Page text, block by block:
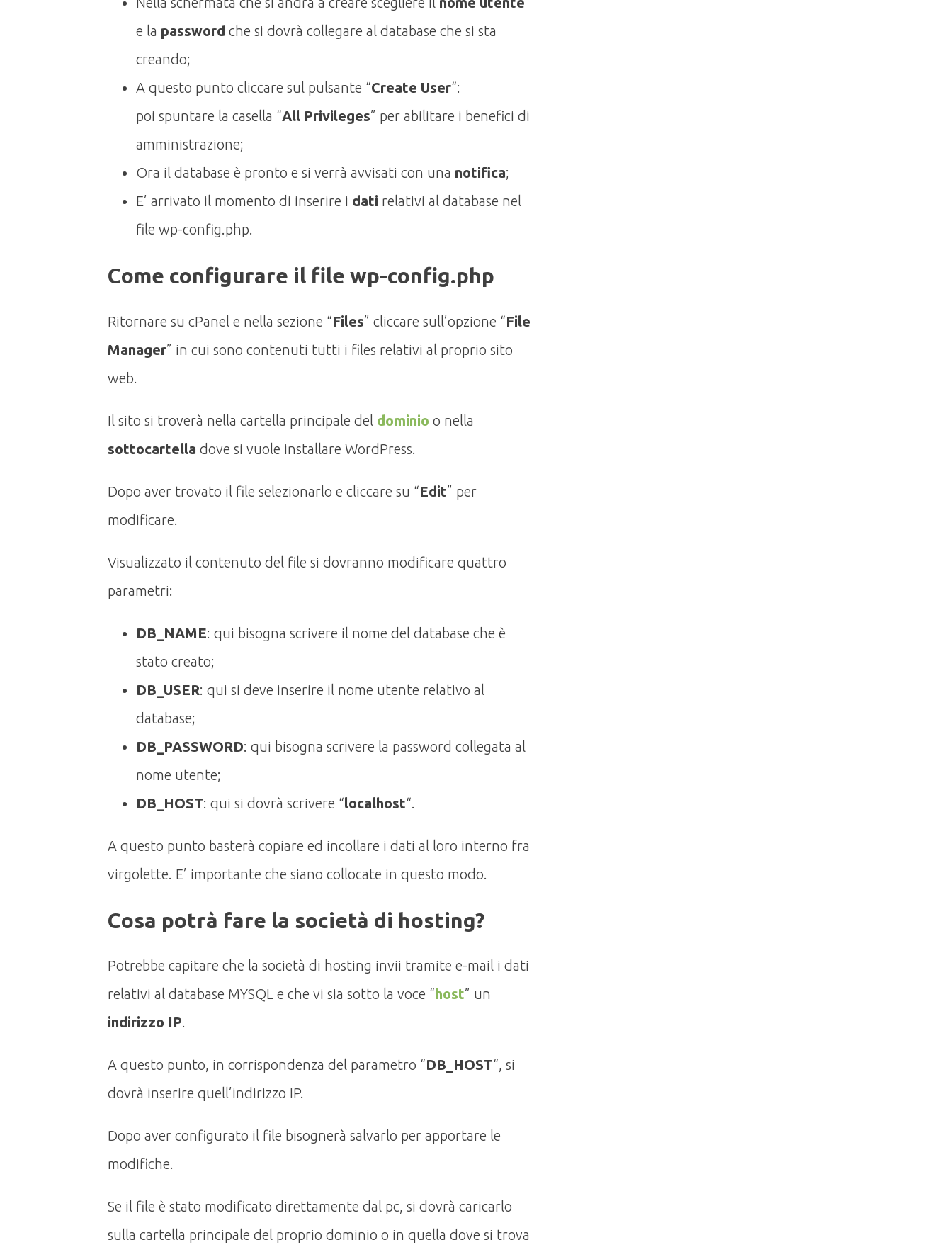
e la password che si dovrà collegare al database che si sta
creando;
A questo punto cliccare sul pulsante “Create User“:
poi spuntare la casella “All Privileges” per abilitare i benefici di
amministrazione;
Ora il database è pronto e si verrà avvisati con una notifica;
E’ arrivato il momento di inserire i dati relativi al database nel
file wp-config.php.
Come configurare il file wp-config.php
Ritornare su cPanel e nella sezione “Files” cliccare sull’opzione “File
Manager” in cui sono contenuti tutti i files relativi al proprio sito
web.
Il sito si troverà nella cartella principale del dominio o nella
sottocartella dove si vuole installare WordPress.
Dopo aver trovato il file selezionarlo e cliccare su “Edit” per
modificare.
Visualizzato il contenuto del file si dovranno modificare quattro
parametri:
DB_NAME: qui bisogna scrivere il nome del database che è
stato creato;
DB_USER: qui si deve inserire il nome utente relativo al
database;
DB_PASSWORD: qui bisogna scrivere la password collegata al
nome utente;
DB_HOST: qui si dovrà scrivere “localhost“.
A questo punto basterà copiare ed incollare i dati al loro interno fra
virgolette. E’ importante che siano collocate in questo modo.
Cosa potrà fare la società di hosting?
Potrebbe capitare che la società di hosting invii tramite e-mail i dati
relativi al database MYSQL e che vi sia sotto la voce “host” un
indirizzo IP.
A questo punto, in corrispondenza del parametro “DB_HOST“, si
dovrà inserire quell’indirizzo IP.
Dopo aver configurato il file bisognerà salvarlo per apportare le
modifiche.
Se il file è stato modificato direttamente dal pc, si dovrà caricarlo
sulla cartella principale del proprio dominio o in quella dove si trova